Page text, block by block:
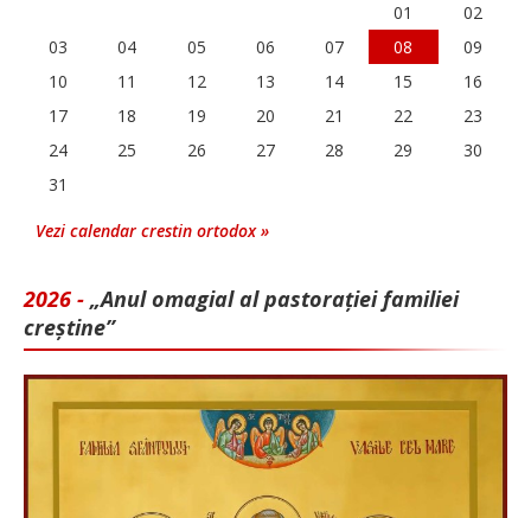
01
02
03
04 05 06 07 08
09
10
11 12 13 14 15
16
17
18 19 20 21 22
23
24
25 26 27 28 29
30
31
Vezi calendar crestin ortodox »
2026 - „Anul omagial al pastorației familiei
creștine”